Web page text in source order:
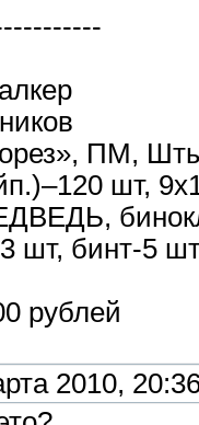
ПМ,
шт,
шт, бинт-5
рублей
2010,